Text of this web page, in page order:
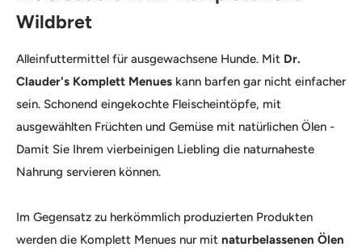
Wildbret
Alleinfuttermittel für ausgewachsene Hunde. Mit Dr.
Clauder's Komplett Menues kann barfen gar nicht einfacher
sein. Schonend eingekochte Fleischeintöpfe, mit
ausgewählten Früchten und Gemüse mit natürlichen Ölen -
Damit Sie Ihrem vierbeinigen Liebling die naturnaheste
Nahrung servieren können.
Im Gegensatz zu herkömmlich produzierten Produkten
werden die Komplett Menues nur mit naturbelassenen Ölen